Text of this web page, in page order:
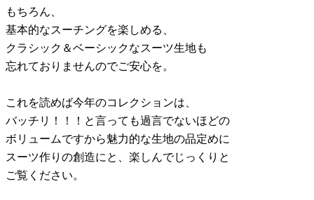
もちろん、
基本的なスーチングを楽しめる、
クラシック＆ベーシックなスーツ生地も
忘れておりませんのでご安心を。
これを読めば今年のコレクションは、
バッチリ！！！と言っても過言でないほどの
ボリュームですから魅力的な生地の品定めに
スーツ作りの創造にと、楽しんでじっくりと
ご覧ください。